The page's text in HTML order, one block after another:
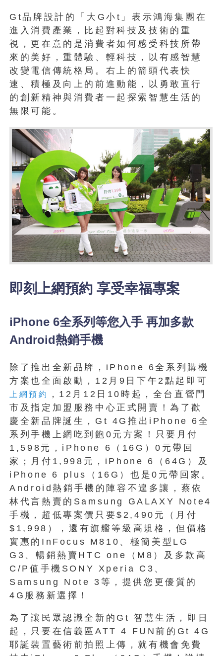
Gt品牌設計的「大G小t」表示鴻海集團在
進入消費產業，比起對科技及技術的重
視，更在意的是消費者如何感受科技所帶
來的美好，重體驗、輕科技，以有感智慧
改變電信傳統格局。右上的箭頭代表快
速、積極及向上的前進動能，以勇敢直行
的創新精神與消費者一起探索智慧生活的
無限可能。
即刻上網預約 享受幸福專案
iPhone 6全系列等您入手 再加多款
Android熱銷手機
除了推出全新品牌，iPhone 6全系列購機
方案也全面啟動，12月9日下午2點起即可
上網預約
，12月12日10時起，全台直營門
市及指定加盟服務中心正式開賣！為了歡
慶全新品牌誕生，Gt 4G推出iPhone 6全
系列手機上網吃到飽0元方案！只要月付
1,598元，iPhone 6（16G）0元帶回
家；月付1,998元，iPhone 6（64G）及
iPhone 6 plus（16G）也是0元帶回家。
Android熱銷手機的陣容不遑多讓，蔡依
林代言熱賣的Samsung GALAXY Note4
手機，超低專案價只要$2,490元（月付
$1,998），還有旗艦等級高規格，但價格
實惠的InFocus M810、極簡美型LG
G3、暢銷熱賣HTC one（M8）及多款高
C/P值手機SONY Xperia C3、
Samsung Note 3等，提供您更優質的
4G服務新選擇！
為了讓民眾認識全新的Gt 智慧生活，即日
起，只要在信義區ATT 4 FUN前的Gt 4G
耶誕裝置藝術前拍照上傳，就有機會免費